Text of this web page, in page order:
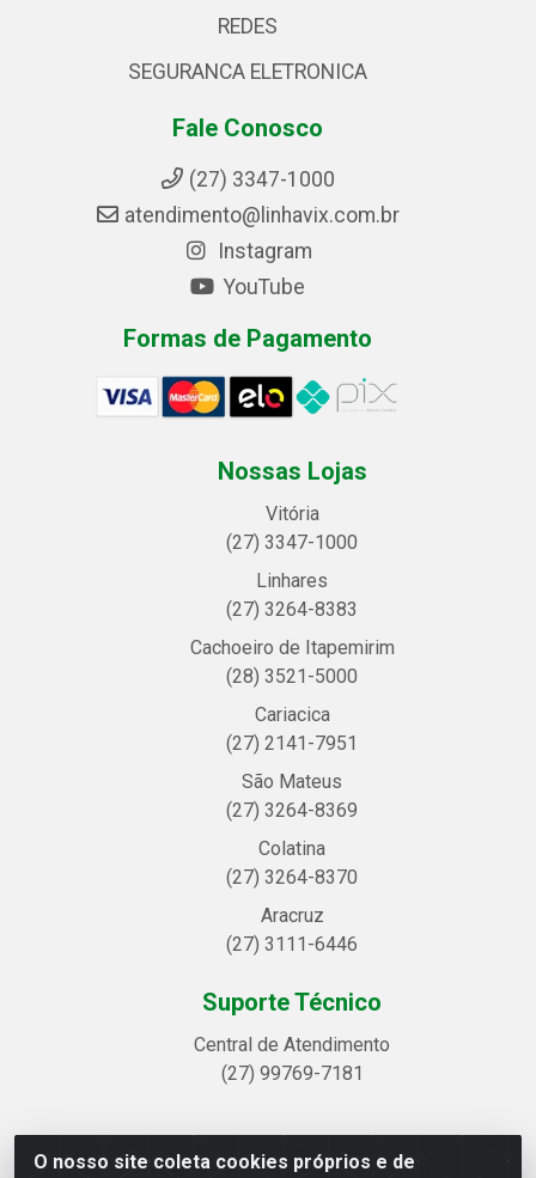
O nosso site coleta cookies próprios e de
REDES
SEGURANCA ELETRONICA
Fale Conosco
(27) 3347-1000
atendimento@linhavix.com.br
Instagram
YouTube
Formas de Pagamento
Nossas Lojas
Vitória
(27) 3347-1000
Linhares
(27) 3264-8383
Cachoeiro de Itapemirim
(28) 3521-5000
Cariacica
(27) 2141-7951
São Mateus
(27) 3264-8369
Colatina
(27) 3264-8370
Aracruz
(27) 3111-6446
Suporte Técnico
Central de Atendimento
(27) 99769-7181